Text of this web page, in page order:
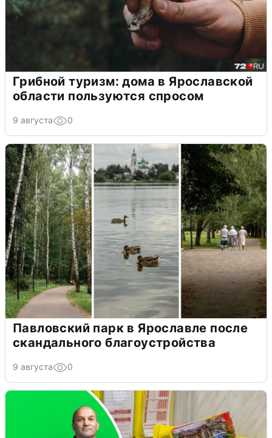
Грибной туризм: дома в Ярославской
области пользуются спросом
9 августа 0
Павловский парк в Ярославле после
скандального благоустройства
9 августа 0